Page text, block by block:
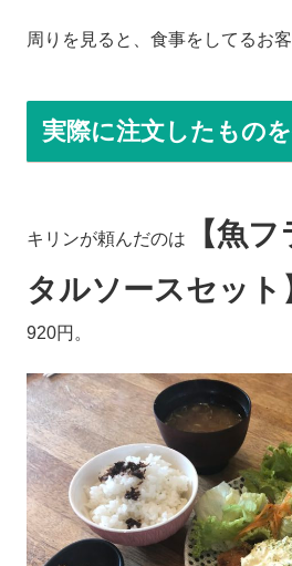
周りを見ると、食事をしてるお
実際に注文したもの
キリンが頼んだのは
【魚
タルソースセット
920円。